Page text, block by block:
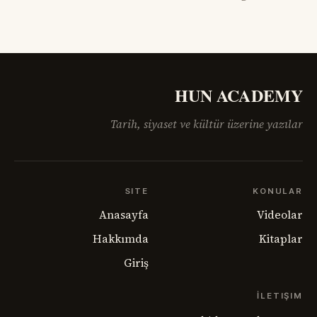
HUN ACADEMY
Tarih, siyaset ve kültür üzerine yazılar
KONULAR
Videolar
Kitaplar
SITE
Anasayfa
Hakkımda
Giriş
İLETIŞIM